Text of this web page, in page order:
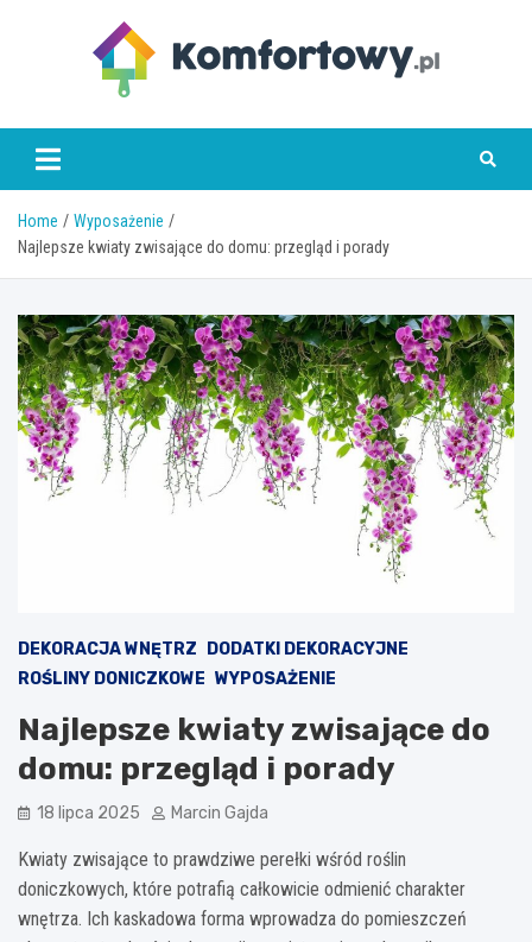
komfortowy.pl
Home
Wyposażenie
Najlepsze kwiaty zwisające do domu: przegląd i porady
DEKORACJA WNĘTRZ
DODATKI DEKORACYJNE
ROŚLINY DONICZKOWE WYPOSAŻENIE
Najlepsze kwiaty zwisające do
domu: przegląd i porady
18 lipca 2025 Marcin Gajda
Kwiaty zwisające to prawdziwe perełki wśród roślin
doniczkowych, które potrafią całkowicie odmienić charakter
wnętrza. Ich kaskadowa forma wprowadza do pomieszczeń